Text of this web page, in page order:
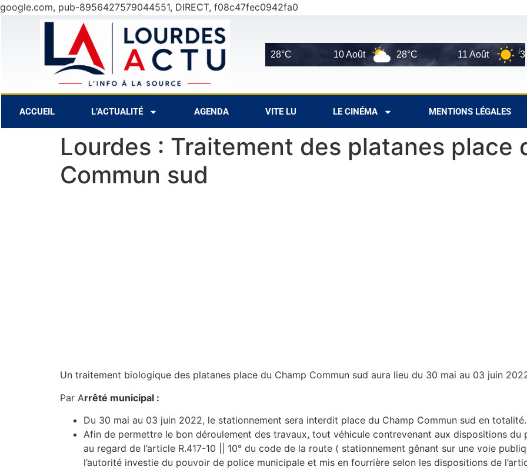
google.com, pub-8956427579044551, DIRECT, f08c47fec0942fa0
8 Août 9 Août 10 Août 28°C 11 Août 36°C
ACCUEIL L’ACTUALITÉ AGENDA VITE LU LE CINÉMA MENTIONS LÉGALES
Lourdes : Traitement des platanes place
Commun sud
Un traitement biologique des platanes place du Champ Commun sud aura lieu du 30 mai au 03 juin
Par Arrêté municipal :
Du 30 mai au 03 juin 2022, le stationnement sera interdit place du Champ Commun sud en totalité.
Afin de permettre le bon déroulement des travaux, tout véhicule contrevenant aux dispositions du
au regard de l’article R.417-10 || 10° du code de la route ( stationnement gênant sur une voie
l’autorité investie du pouvoir de police municipale et mis en fourrière selon les dispositions de